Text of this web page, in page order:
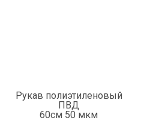
Рукав полиэтиленовый
ПВД
60см 50 мкм